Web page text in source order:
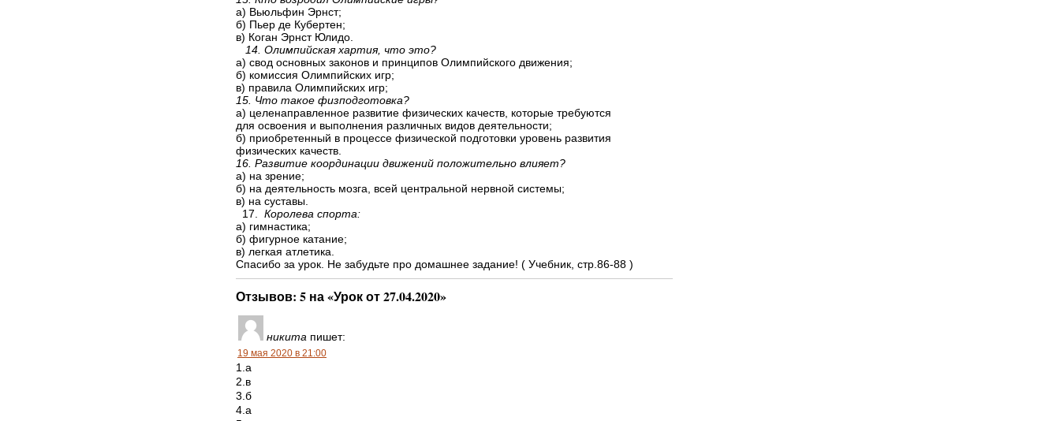
а) Вьюльфин Эрнст;
б) Пьер де Кубертен;
в) Коган Эрнст Юлидо.
14. Олимпийская хартия, что это?
а) свод основных законов и принципов Олимпийского движения;
б) комиссия Олимпийских игр;
в) правила Олимпийских игр;
15. Что такое физподготовка?
а) целенаправленное развитие физических качеств, которые требуются
для освоения и выполнения различных видов деятельности;
б) приобретенный в процессе физической подготовки уровень развития
физических качеств.
16. Развитие координации движений положительно влияет?
а) на зрение;
б) на деятельность мозга, всей центральной нервной системы;
в) на суставы.
17.
Королева спорта:
а) гимнастика;
б) фигурное катание;
в) легкая атлетика.
Спасибо за урок. Не забудьте про домашнее задание! ( Учебник, стр.86-88 )
Отзывов: 5 на «Урок от 27.04.2020»
никита пишет:
19 мая 2020 в 21:00
1.а
2.в
3.б
4.а